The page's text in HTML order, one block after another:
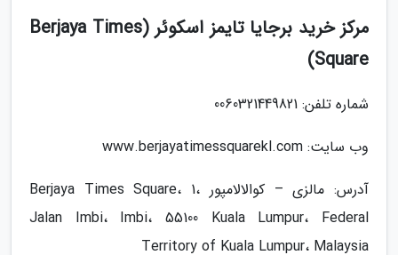
مرکز خرید برجایا تایمز اسکوئر (Berjaya Times
Square)
شماره تلفن: 0060321449821
وب سایت: www.berjayatimessquarekl.com
آدرس: مالزی – کوالالامپور Berjaya Times Square، 1،
Jalan Imbi، Imbi، 55100 Kuala Lumpur، Federal
Territory of Kuala Lumpur، Malaysia